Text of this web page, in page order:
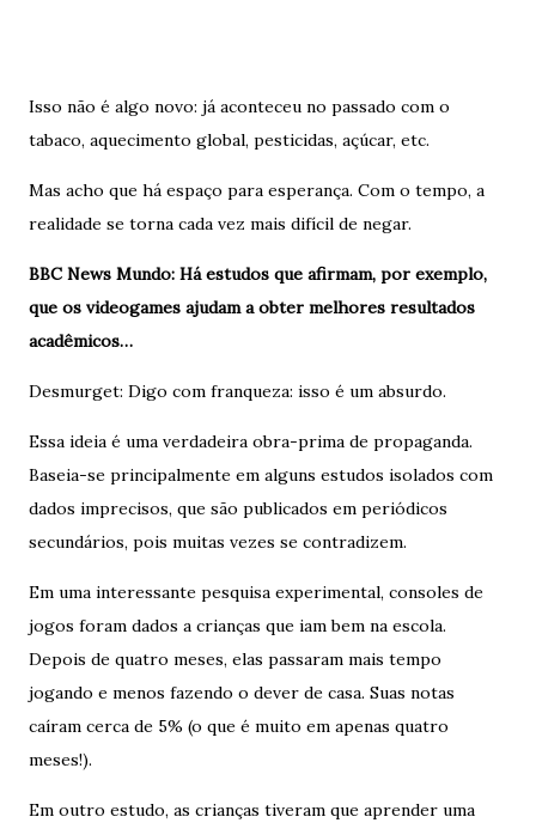
Isso não é algo novo: já aconteceu no passado com o
tabaco, aquecimento global, pesticidas, açúcar, etc.
Mas acho que há espaço para esperança. Com o tempo, a
realidade se torna cada vez mais difícil de negar.
BBC News Mundo: Há estudos que afirmam, por exemplo,
que os videogames ajudam a obter melhores resultados
acadêmicos…
Desmurget: Digo com franqueza: isso é um absurdo.
Essa ideia é uma verdadeira obra-prima de propaganda.
Baseia-se principalmente em alguns estudos isolados com
dados imprecisos, que são publicados em periódicos
secundários, pois muitas vezes se contradizem.
Em uma interessante pesquisa experimental, consoles de
jogos foram dados a crianças que iam bem na escola.
Depois de quatro meses, elas passaram mais tempo
jogando e menos fazendo o dever de casa. Suas notas
caíram cerca de 5% (o que é muito em apenas quatro
meses!).
Em outro estudo, as crianças tiveram que aprender uma